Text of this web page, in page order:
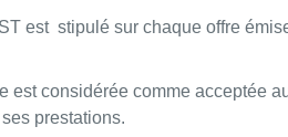
est stipulé sur chaque offre
est considérée comme acceptée
prestations.